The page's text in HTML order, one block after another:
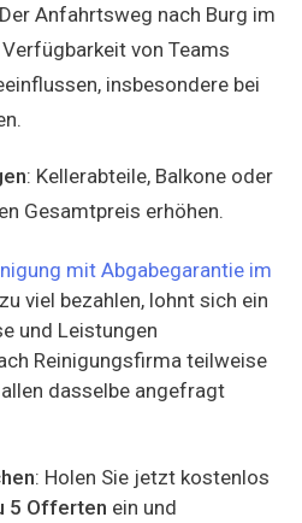
Anfahrtsweg nach Burg im
von Teams
insbesondere bei
: Kellerabteile, Balkone oder
Gesamtpreis erhöhen.
mit Abgabegarantie im
viel bezahlen, lohnt sich ein
und Leistungen
Reinigungsfirma teilweise
dasselbe angefragt
: Holen Sie jetzt kostenlos
5 Offerten ein und